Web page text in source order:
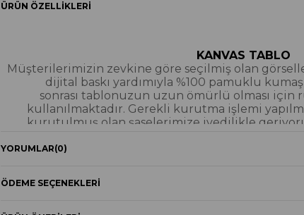
ÜRÜN ÖZELLIKLERI
KANVAS TABLO
Müşterilerimizin zevkine göre seçilmiş olan
dijital baskı yardımıyla %100 pamuklu
sonrası tablonuzun uzun ömürlü olması için
kullanılmaktadır. Gerekli kurutma işlemi
kurutulmuş olan şaselerimize ivedilikle
YORUMLAR(0)
ÖDEME SEÇENEKLERI